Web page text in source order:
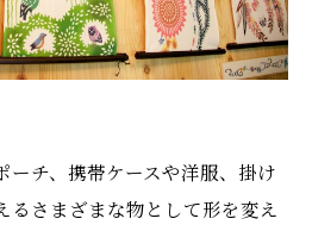
ーチ、携帯ケースや洋服、掛け
るさまざまな物として形を変え